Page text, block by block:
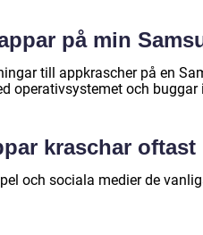
på min
till appkrascher på en
operativsystemet och buggar
kraschar
och sociala medier de